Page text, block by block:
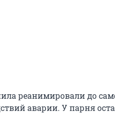
реанимировали до
аварии. У парня